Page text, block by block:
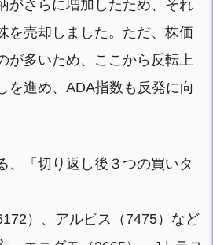
がさらに増加したため、それ
を売却しました。ただ、株価
が多いため、ここから反転上
を進め、ADA指数も反発に向
、「切り返し後３つの買いタ
）、アルビス（7475）など